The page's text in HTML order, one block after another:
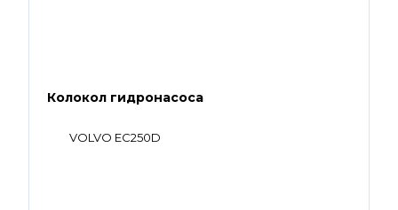
Колокол гидронасоса
VOLVO EC250D